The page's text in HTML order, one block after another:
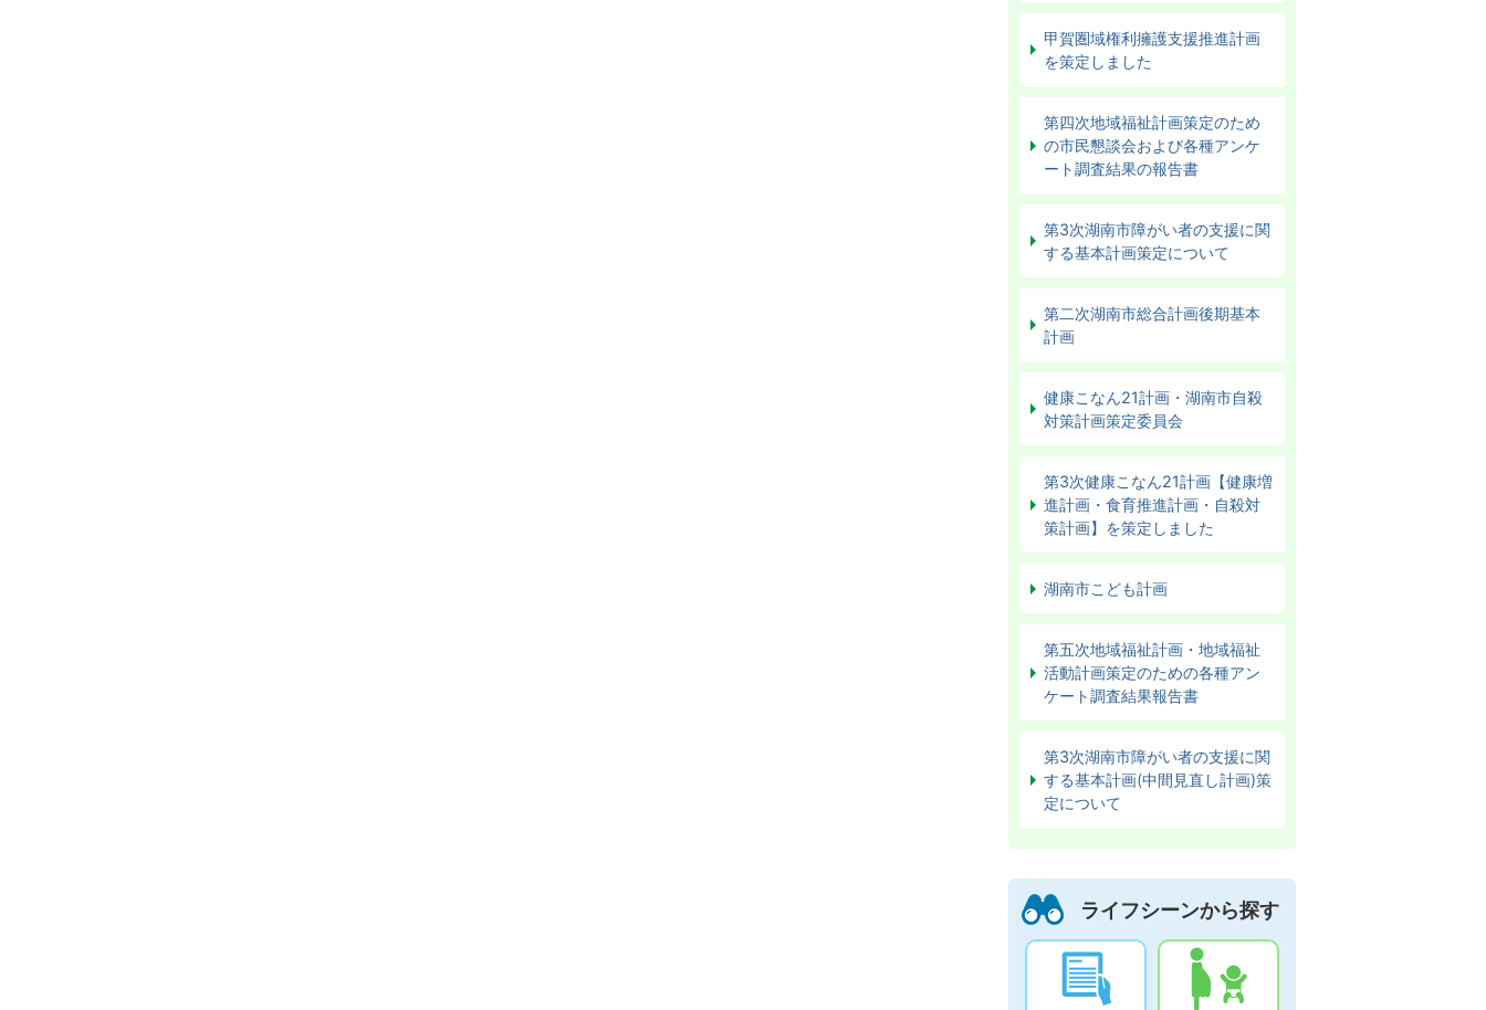
甲賀圏域権利擁護支援推進計画
を策定しました
第四次地域福祉計画策定のため
の市民懇談会および各種アンケ
ート調査結果の報告書
第3次湖南市障がい者の支援に関
する基本計画策定について
第二次湖南市総合計画後期基本
計画
健康こなん21計画・湖南市自殺
対策計画策定委員会
第3次健康こなん21計画【健康増
進計画・食育推進計画・自殺対
策計画】を策定しました
湖南市こども計画
第五次地域福祉計画・地域福祉
活動計画策定のための各種アン
ケート調査結果報告書
第3次湖南市障がい者の支援に関
する基本計画(中間見直し計画)策
定について
ライフシーンから探す